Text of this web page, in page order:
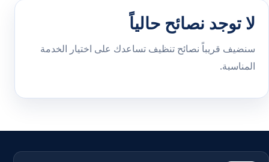
لا توجد نصائح حالياً
سنضيف قريباً نصائح تنظيف تساعدك على اختيار الخدمة
المناسبة.